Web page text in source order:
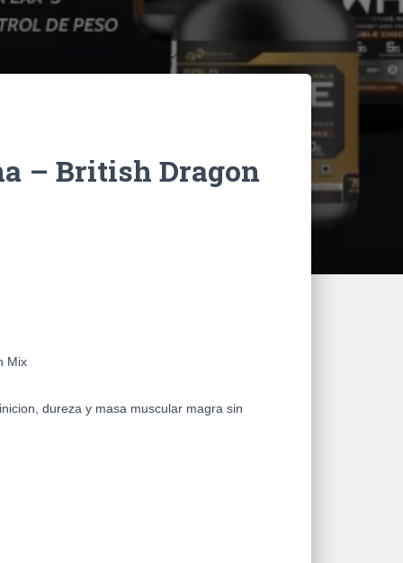
– British Dragon
Mix
dureza y masa muscular magra sin